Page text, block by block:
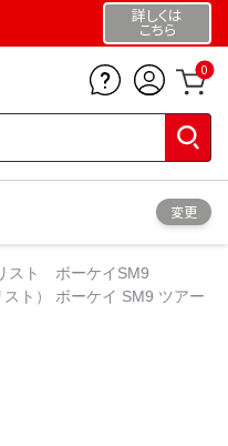
詳しくは
こちら
0
変更
スト ボーケイSM9
ト） ボーケイ SM9 ツアー